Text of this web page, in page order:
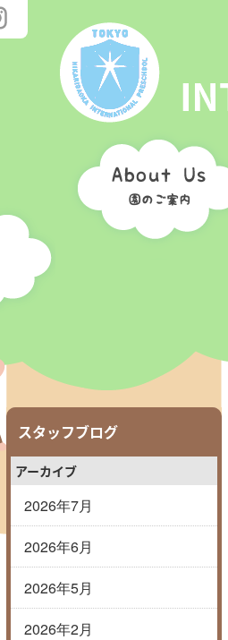
プレスクールとは
体験入学／見学
提携校
スタッフブログ
アーカイブ
2026年7月
2026年6月
2026年5月
2026年2月